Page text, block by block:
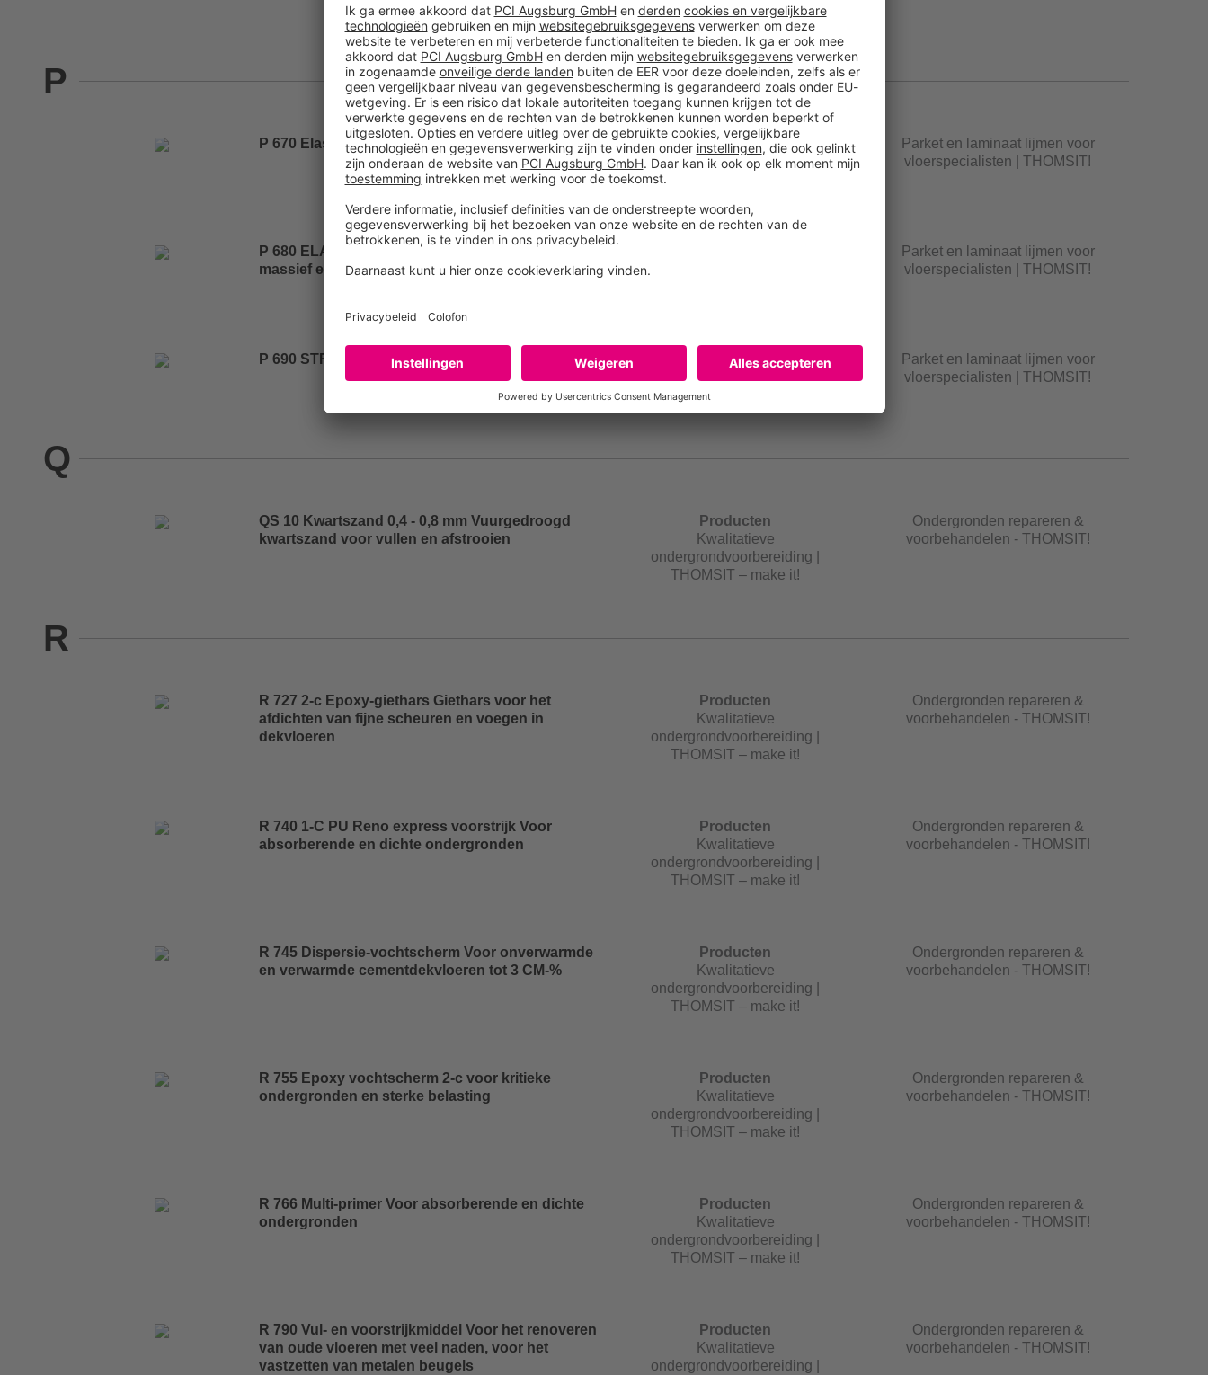
THOMSIT – make it!
P
P 670 Elast Elastische lijm voor meerlaags parket
Producten
Lijmen voor vloerspecialisten
Parket en laminaat lijmen voor
vloerspecialisten | THOMSIT!
P 680 ELAST STRONG Hard-elastische lijm voor
massief en kant-en-klaar parket
Lijmen voor vloerspecialisten
Parket en laminaat lijmen voor
vloerspecialisten | THOMSIT!
P 690 STRONG Schuifvaste lijm voor parket
Producten
Lijmen voor vloerspecialisten
|THOMSIT – make it!
Parket en laminaat lijmen voor
vloerspecialisten | THOMSIT!
Q
QS 10 Kwartszand 0,4 - 0,8 mm Vuurgedroogd
kwartszand voor vullen en afstrooien
Producten
Kwalitatieve
ondergrondvoorbereiding |
THOMSIT – make it!
Ondergronden repareren &
voorbehandelen - THOMSIT!
R
R 727 2-c Epoxy-giethars Giethars voor het
afdichten van fijne scheuren en voegen in
dekvloeren
Producten
Kwalitatieve
ondergrondvoorbereiding |
THOMSIT – make it!
Ondergronden repareren &
voorbehandelen - THOMSIT!
R 740 1-C PU Reno express voorstrijk Voor
absorberende en dichte ondergronden
Producten
Kwalitatieve
ondergrondvoorbereiding |
THOMSIT – make it!
Ondergronden repareren &
voorbehandelen - THOMSIT!
R 745 Dispersie-vochtscherm Voor onverwarmde
en verwarmde cementdekvloeren tot 3 CM-%
Producten
Kwalitatieve
ondergrondvoorbereiding |
THOMSIT – make it!
Ondergronden repareren &
voorbehandelen - THOMSIT!
R 755 Epoxy vochtscherm 2-c voor kritieke
ondergronden en sterke belasting
Producten
Kwalitatieve
ondergrondvoorbereiding |
THOMSIT – make it!
Ondergronden repareren &
voorbehandelen - THOMSIT!
R 766 Multi-primer Voor absorberende en dichte
ondergronden
Producten
Kwalitatieve
ondergrondvoorbereiding |
THOMSIT – make it!
Ondergronden repareren &
voorbehandelen - THOMSIT!
R 790 Vul- en voorstrijkmiddel Voor het renoveren
van oude vloeren met veel naden, voor het
vastzetten van metalen beugels
Producten
Kwalitatieve
ondergrondvoorbereiding |
Ondergronden repareren &
voorbehandelen - THOMSIT!